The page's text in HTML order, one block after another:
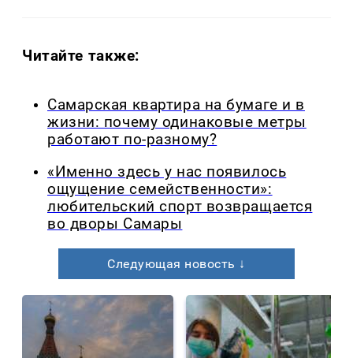
Читайте также:
Самарская квартира на бумаге и в
жизни: почему одинаковые метры
работают по-разному?
«Именно здесь у нас появилось
ощущение семейственности»:
любительский спорт возвращается
во дворы Самары
Следующая новость ↓